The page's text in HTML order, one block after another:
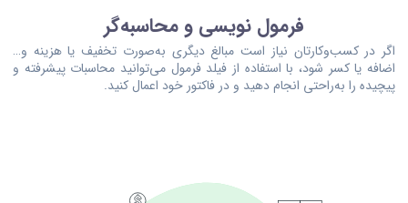
فرمول نویسی و محاسبه‌گر
اگر در کسب‌وکارتان نیاز است مبالغ دیگری به‌صورت تخفیف یا هزینه و…
اضافه یا کسر شود، با استفاده از فیلد فرمول می‌توانید محاسبات پیشرفته و
پیچیده را به‌راحتی انجام دهید و در فاکتور خود اعمال کنید.